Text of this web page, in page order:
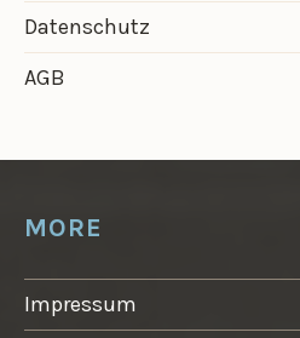
Datenschutz
AGB
MORE
Impressum